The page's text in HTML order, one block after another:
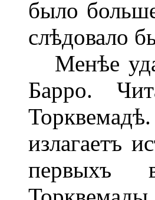
было
слѣдовало
Менѣе
Барро.
излагаетъ
первыхъ